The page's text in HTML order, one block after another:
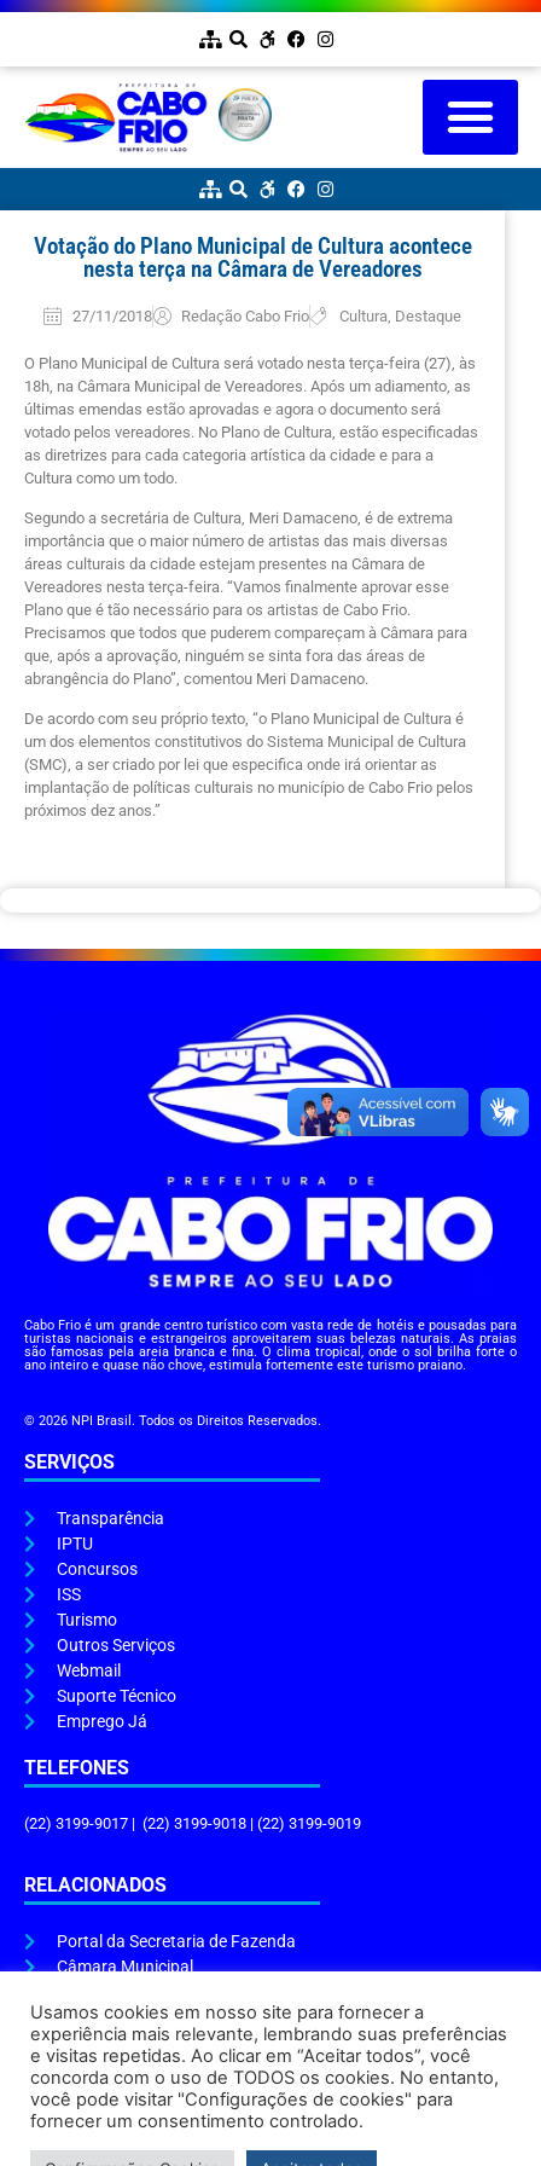
Votação do Plano Municipal de Cultura acontece
nesta terça na Câmara de Vereadores
27/11/2018 Redação Cabo Frio Cultura Destaque
O Plano Municipal de Cultura será votado nesta terça-feira (27), às
18h, na Câmara Municipal de Vereadores. Após um adiamento, as
últimas emendas estão aprovadas e agora o documento será
votado pelos vereadores. No Plano de Cultura, estão especificadas
as diretrizes para cada categoria artística da cidade e para a
Cultura como um todo.
Segundo a secretária de Cultura, Meri Damaceno, é de extrema
importância que o maior número de artistas das mais diversas
áreas culturais da cidade estejam presentes na Câmara de
Vereadores nesta terça-feira. “Vamos finalmente aprovar esse
Plano que é tão necessário para os artistas de Cabo Frio.
Precisamos que todos que puderem compareçam à Câmara para
que, após a aprovação, ninguém se sinta fora das áreas de
abrangência do Plano”, comentou Meri Damaceno.
De acordo com seu próprio texto, “o Plano Municipal de Cultura é
um dos elementos constitutivos do Sistema Municipal de Cultura
(SMC), a ser criado por lei que especifica onde irá orientar as
implantação de políticas culturais no município de Cabo Frio pelos
próximos dez anos.”
Cabo Frio é um grande centro turístico com vasta rede de hotéis e pousadas para
turistas nacionais e estrangeiros aproveitarem suas belezas naturais. As praias
são famosas pela areia branca e fina. O clima tropical, onde o sol brilha forte o
ano inteiro e quase não chove, estimula fortemente este turismo praiano.
© 2026 NPI Brasil. Todos os Direitos Reservados.
SERVIÇOS
Transparência
IPTU
Concursos
ISS
Turismo
Outros Serviços
Webmail
Suporte Técnico
Emprego Já
TELEFONES
(22) 3199-9017 | (22) 3199-9018 | (22) 3199-9019
RELACIONADOS
Portal da Secretaria de Fazenda
Câmara Municipal
ENDEREÇO E HORÁRIO
Endereço:Praça Tiradentes, s/n – Centro, Cabo Frio – RJ, 28906-290
Atendimento do Protocolo Geral da Prefeitura:9h às 16h
Horário de Funcionamento:8h às 17h
Usamos cookies em nosso site para fornecer a
experiência mais relevante, lembrando suas preferências
e visitas repetidas. Ao clicar em “Aceitar todos”, você
concorda com o uso de TODOS os cookies. No entanto,
você pode visitar "Configurações de cookies" para
fornecer um consentimento controlado.